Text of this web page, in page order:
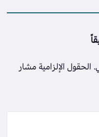
الحقول الإلزامية مشار